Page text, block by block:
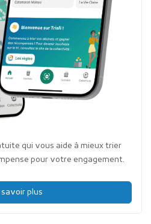
qui vous aide à mieux trier
pour votre engagement.
savoir plus